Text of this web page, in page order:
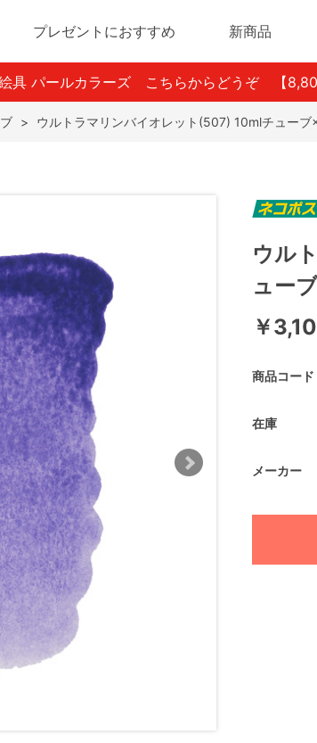
プレゼントにおすすめ 新商品
具 パールカラーズ こちらからどうぞ 【
> ウルトラマリンバイオレット(507) 10mlチュー
ウル
ュー
￥
商品コード
在庫
メーカー